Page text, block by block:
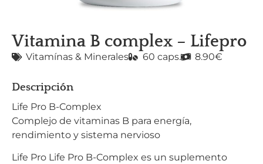
Vitamina B complex – Lifepro
Vitamínas & Minerales 60 caps. 8.90€
Descripción
Life Pro B-Complex
Complejo de vitaminas B para energía,
rendimiento y sistema nervioso
Life Pro Life Pro B-Complex es un suplemento